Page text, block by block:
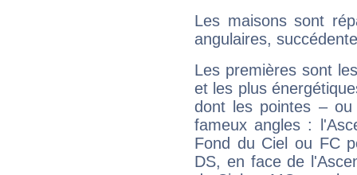
Les maisons sont
angulaires,
Les premières sont
et les plus
dont les pointes –
fameux angles :
Fond du Ciel ou FC
DS, en face de